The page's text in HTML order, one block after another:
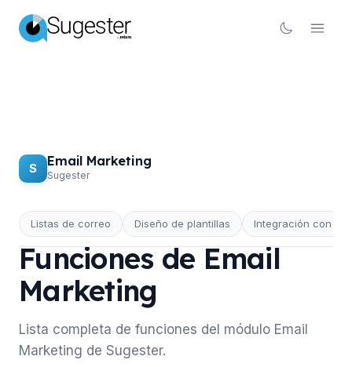
S Email Marketing
Sugester
Listas de correo Diseño de plantillas Integración con
EMAIL MARKETING
Funciones de Email
Marketing
Lista completa de funciones del módulo Email
Marketing de Sugester.